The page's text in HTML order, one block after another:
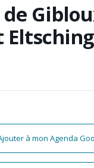
à mon Agenda